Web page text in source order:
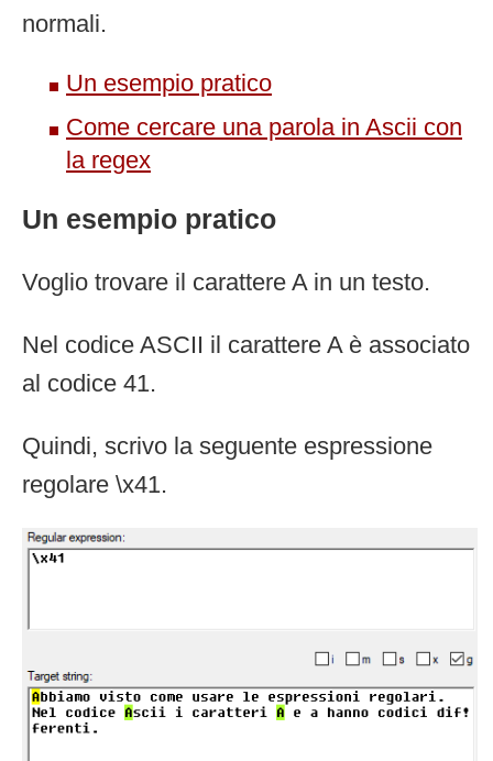
normali.
Un esempio pratico
Come cercare una parola in Ascii con
la regex
Un esempio pratico
Voglio trovare il carattere A in un testo.
Nel codice ASCII il carattere A è associato
al codice 41.
Quindi, scrivo la seguente espressione
regolare \x41.